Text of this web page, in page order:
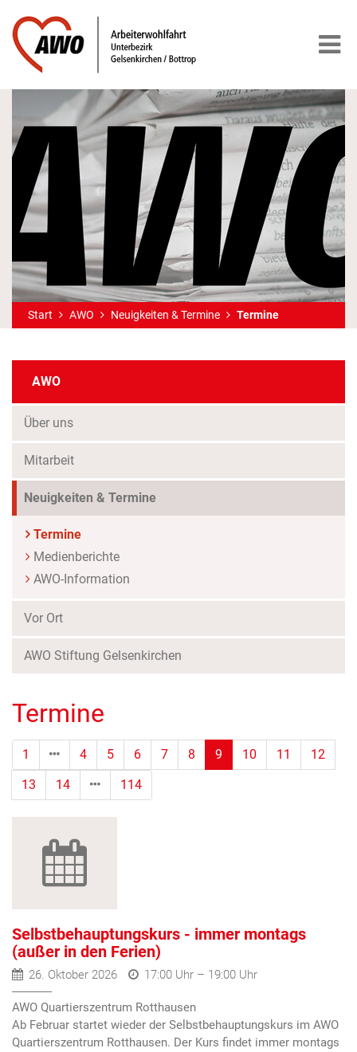
Start AWO Neuigkeiten & Termine Termine
AWO
Über uns
Mitarbeit
Neuigkeiten & Termine
Termine(Standort)
Medienberichte
AWO-Information
Vor Ort
AWO Stiftung Gelsenkirchen
Termine
1 4 5 6 7 8 9 (Standort)
10 11
12
13
14 114
Selbstbehauptungskurs - immer montags
(außer in den Ferien)
26. Oktober 2026 17:00 Uhr – 19:00 Uhr
AWO Quartierszentrum Rotthausen
Ab Februar startet wieder der Selbstbehauptungskurs im AWO
Quartierszentrum Rotthausen. Der Kurs findet immer montags